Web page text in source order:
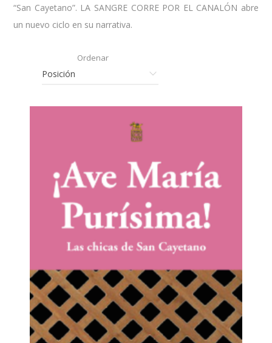
“San Cayetano”. LA SANGRE CORRE POR EL CANALÓN abre
un nuevo ciclo en su narrativa.
Ordenar